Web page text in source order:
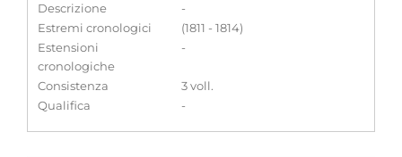
Descrizione
-
Estremi cronologici
(1811 - 1814)
Estensioni
cronologiche
-
Consistenza
3 voll.
Qualifica
-